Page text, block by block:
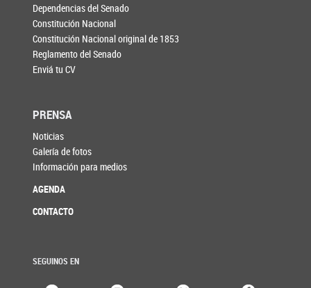
Dependencias del Senado
Constitución Nacional
Constitución Nacional original de 1853
Reglamento del Senado
Enviá tu CV
PRENSA
Noticias
Galería de fotos
Información para medios
AGENDA
CONTACTO
SEGUINOS EN